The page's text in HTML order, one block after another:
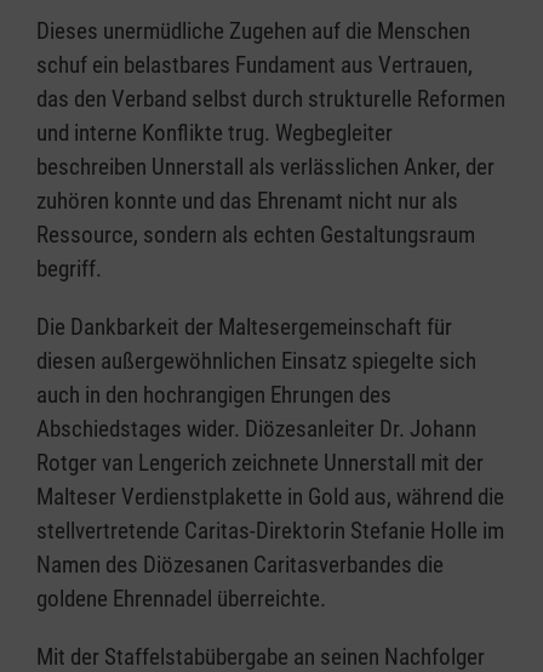
Dieses unermüdliche Zugehen auf die Menschen
schuf ein belastbares Fundament aus Vertrauen,
das den Verband selbst durch strukturelle Reformen
und interne Konflikte trug. Wegbegleiter
beschreiben Unnerstall als verlässlichen Anker, der
zuhören konnte und das Ehrenamt nicht nur als
Ressource, sondern als echten Gestaltungsraum
begriff.
Die Dankbarkeit der Maltesergemeinschaft für
diesen außergewöhnlichen Einsatz spiegelte sich
auch in den hochrangigen Ehrungen des
Abschiedstages wider. Diözesanleiter Dr. Johann
Rotger van Lengerich zeichnete Unnerstall mit der
Malteser Verdienstplakette in Gold aus, während die
stellvertretende Caritas-Direktorin Stefanie Holle im
Namen des Diözesanen Caritasverbandes die
goldene Ehrennadel überreichte.
Mit der Staffelstabübergabe an seinen Nachfolger